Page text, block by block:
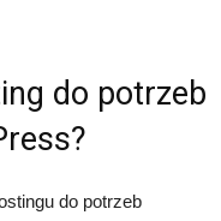
do potrzeb
do potrzeb